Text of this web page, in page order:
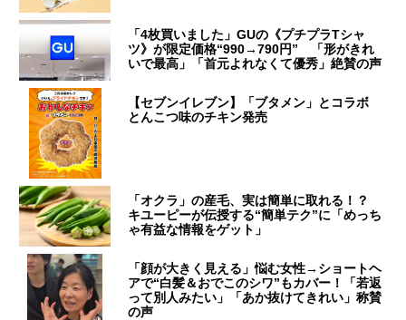
「4枚買いました」GUの《プチプラTシャ
ツ》が限定価格“990→790円” 「形がきれ
いで最高」「首元よれなくて優秀」絶賛の声
【セブンイレブン】「ブタメン」とコラボ
とんこつ味のチキン発売
「オクラ」の産毛、実は簡単に取れる！？
キユーピーが伝授する“簡単テク”に「めっち
ゃ有益な情報をゲット」
「顔が大きく見える」悩む女性→ショートヘ
アで“白髪＆おでこのシワ”もカバー！「若返
って別人みたい」「あか抜けてきれい」称賛
の声